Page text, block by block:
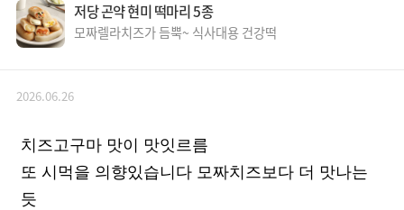
저당 곤약 현미 떡마리 5종
모짜렐라치즈가 듬뿍~ 식사대용 건강떡
2026.06.26
치즈고구마 맛이 맛잇르름
또 시먹을 의향있습니다 모짜치즈보다 더 맛나는
듯